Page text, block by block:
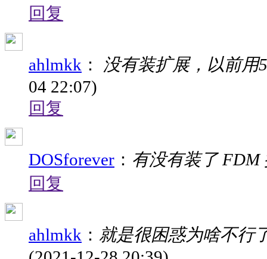
回复
ahlmkk ：
没有装扩展，以前用
04 22:07)
回复
DOSforever ： 有没有装了 FDM
回复
ahlmkk ： 就是很困惑为啥不行